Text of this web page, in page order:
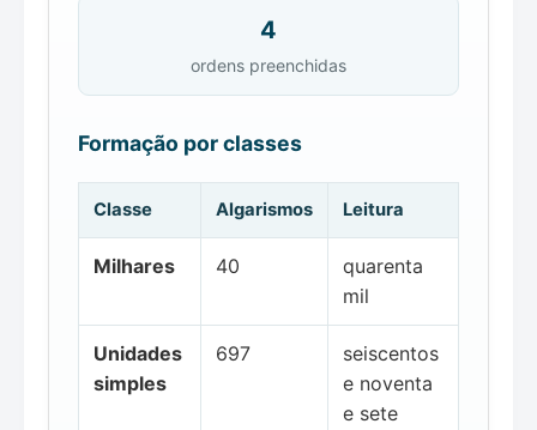
4
ordens preenchidas
Formação por classes
Classe Algarismos Leitura
Milhares 40
quarenta
mil
Unidades
simples
697
seiscentos
e noventa
e sete